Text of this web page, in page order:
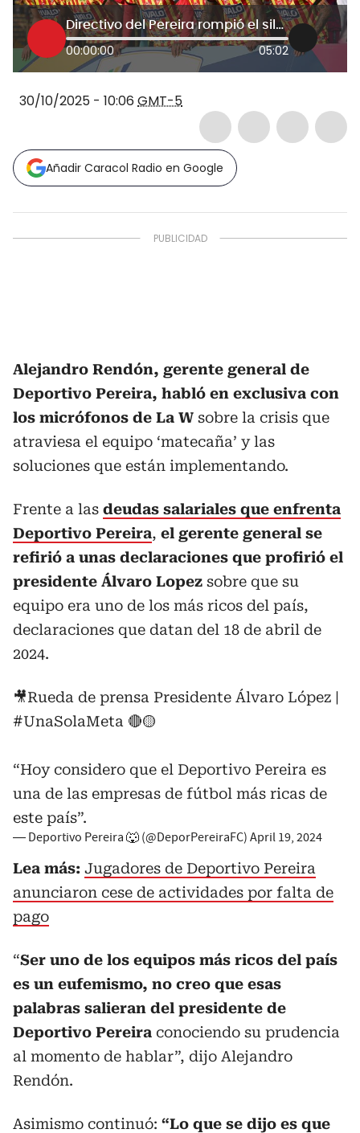
Directivo del Pereira rompió el silencio y explicó las causas de la crisis del equipo
00:00:00 05:02
30/10/2025 - 10:06 GMT-5
Añadir Caracol Radio en Google
Alejandro Rendón, gerente general de
Deportivo Pereira, habló en exclusiva con
los micrófonos de La W sobre la crisis que
atraviesa el equipo ‘matecaña’ y las
soluciones que están implementando.
Frente a las deudas salariales que enfrenta
Deportivo Pereira, el gerente general se
refirió a unas declaraciones que profirió el
presidente Álvaro Lopez sobre que su
equipo era uno de los más ricos del país,
declaraciones que datan del 18 de abril de
2024.
🎥Rueda de prensa Presidente Álvaro López |
#UnaSolaMeta 🔴🟡
“Hoy considero que el Deportivo Pereira es
una de las empresas de fútbol más ricas de
este país”.
— Deportivo Pereira 🐺 (@DeporPereiraFC) April 19, 2024
Lea más: Jugadores de Deportivo Pereira
anunciaron cese de actividades por falta de
pago
“Ser uno de los equipos más ricos del país
es un eufemismo, no creo que esas
palabras salieran del presidente de
Deportivo Pereira conociendo su prudencia
al momento de hablar”, dijo Alejandro
Rendón.
Asimismo continuó: “Lo que se dijo es que